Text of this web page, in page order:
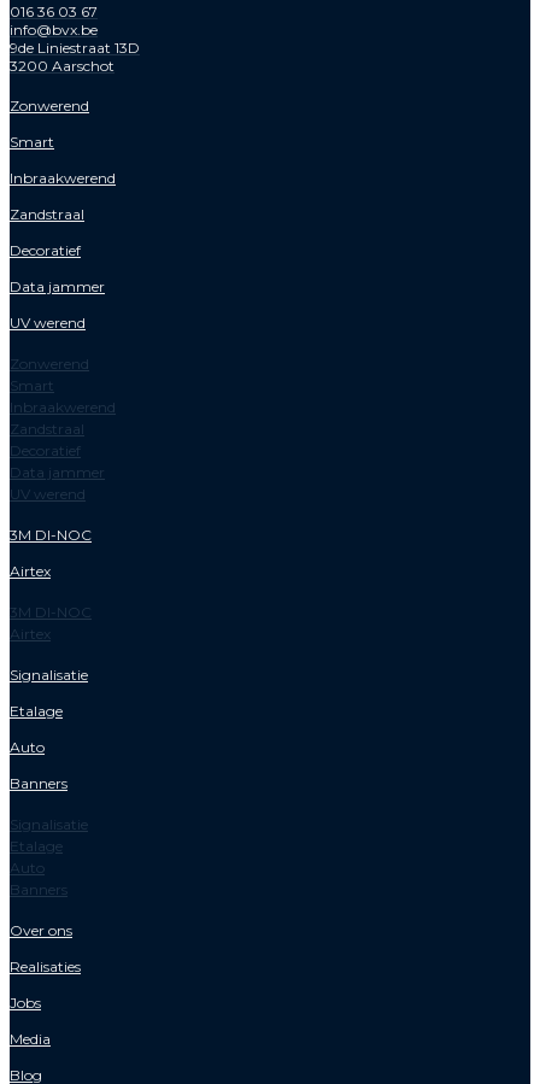
016 36 03 67
info@bvx.be
9de Liniestraat 13D
3200 Aarschot
Zonwerend
Smart
Inbraakwerend
Zandstraal
Decoratief
Data jammer
UV werend
Zonwerend
Smart
Inbraakwerend
Zandstraal
Decoratief
Data jammer
UV werend
3M DI-NOC
Airtex
3M DI-NOC
Airtex
Signalisatie
Etalage
Auto
Banners
Signalisatie
Etalage
Auto
Banners
Over ons
Realisaties
Jobs
Media
Blog